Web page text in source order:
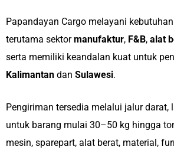
Papandayan Cargo melayani kebutuhan
terutama sektormanufaktur, F&B, alat
serta memiliki keandalan kuat untuk
Kalimantan dan Sulawesi.
Pengiriman tersedia melalui jalur darat,
untuk barang mulai 30–50 kg hingga
mesin, sparepart, alat berat, material,